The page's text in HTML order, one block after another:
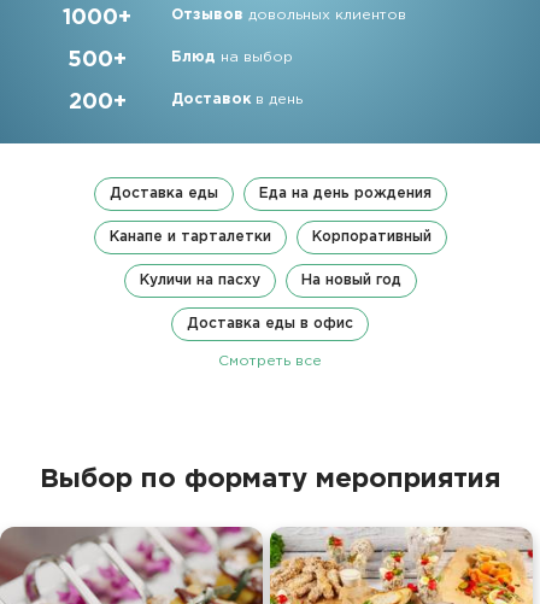
1000+ Отзывов довольных клиентов
500+ Блюд на выбор
200+ Доставок в день
Доставка еды Еда на день рождения
Канапе и тарталетки Корпоративный
Куличи на пасху На новый год
Доставка еды в офис
Смотреть все
Выбор по формату мероприятия